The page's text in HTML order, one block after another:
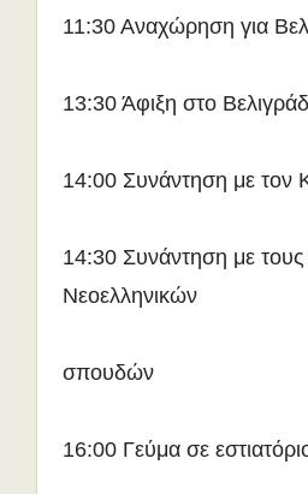
11:30 Αναχώρηση για
13:30 Άφιξη στο
14:00 Συνάντηση με τον
14:30 Συνάντηση με τους
Νεοελληνικών
σπουδών
16:00 Γεύμα σε